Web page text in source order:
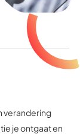
verandering
je ontgaat en